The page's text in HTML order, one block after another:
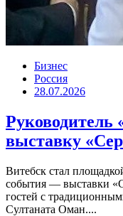
Бизнес
Россия
28.07.2026
Руководитель
выставку
Витебск стал
события — выставки
гостей с
Султаната Оман....